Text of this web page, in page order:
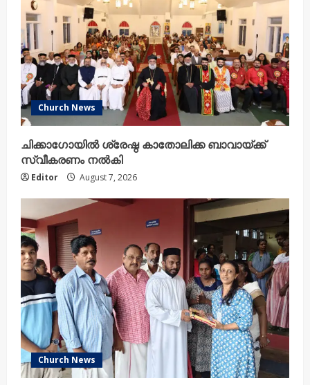
Church News
ചിക്കാഗോയിൽ ശ്രേഷ്ഠ കാതോലിക്ക ബാവായ്ക്ക്
സ്വീകരണം നൽകി
Editor August 7, 2026
Church News